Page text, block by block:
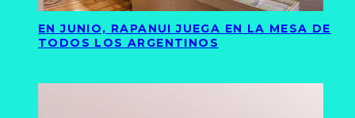
EN JUNIO, RAPANUI JUEGA EN LA MESA DE
TODOS LOS ARGENTINOS